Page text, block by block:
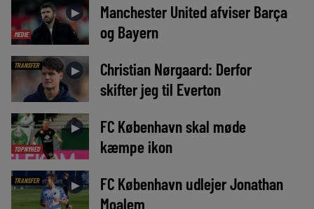
MEDIE
►
Manchester United afviser Barça
og Bayern
TRANSFER ►
Christian Nørgaard: Derfor
skifter jeg til Everton
TOPNYHED
►
FC København skal møde
kæmpe ikon
TRANSFER ►
FC København udlejer Jonathan
Moalem